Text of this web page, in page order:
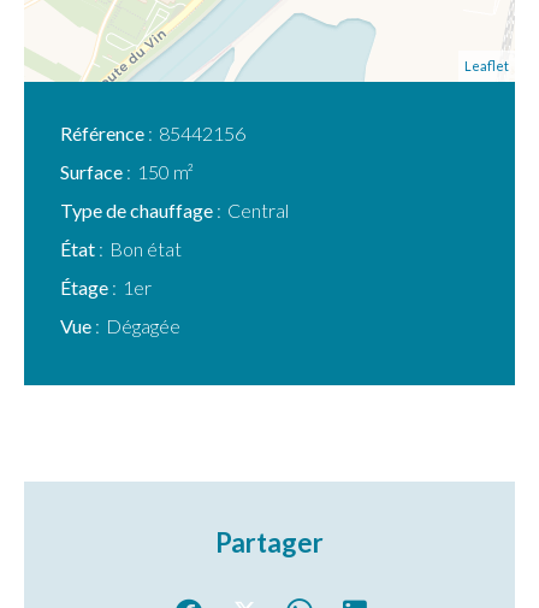
Leaflet
Référence
85442156
Surface
150 m²
Type de chauffage
Central
État
Bon état
Étage
1er
Vue
Dégagée
Partager